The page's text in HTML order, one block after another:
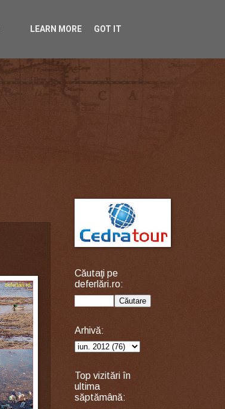
Căutaţi pe
deferlări.ro:
Arhivă:
Top vizitări în
ultima
săptămână:
LEARN MORE GOT IT